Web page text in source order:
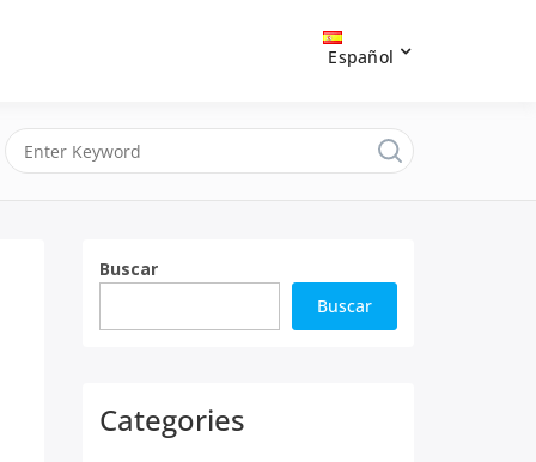
Español
Buscar
Buscar
Categories